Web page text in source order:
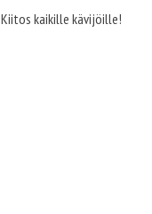
kaikille kävijöille!